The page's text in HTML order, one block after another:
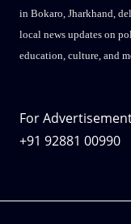
in Bokaro, Jharkhand,
local news updates on
education, culture, and
For
+91 92881 00990